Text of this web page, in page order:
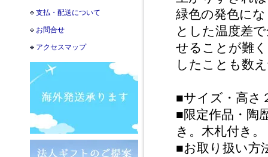
支払・配送について
お問合せ
アクセスマップ
緑色の発色に
とした温度差
せることが難
したことも数
■サイズ・高さ
■限定作品・陶
き。木札付き。
■お取り扱い方